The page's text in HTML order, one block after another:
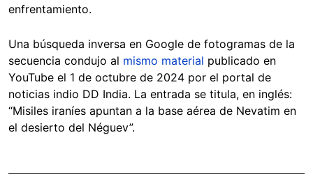
enfrentamiento.
Una búsqueda inversa en Google de fotogramas de la
secuencia condujo al mismo material publicado en
YouTube el 1 de octubre de 2024 por el portal de
noticias indio DD India. La entrada se titula, en inglés:
“Misiles iraníes apuntan a la base aérea de Nevatim en
el desierto del Néguev”.